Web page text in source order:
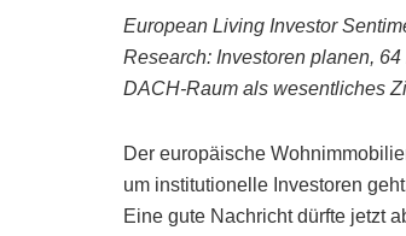
European Living Investor
Research: Investoren planen,
DACH-Raum als wesentliches
Der europäische
um institutionelle Investoren
Eine gute Nachricht dürfte jetzt